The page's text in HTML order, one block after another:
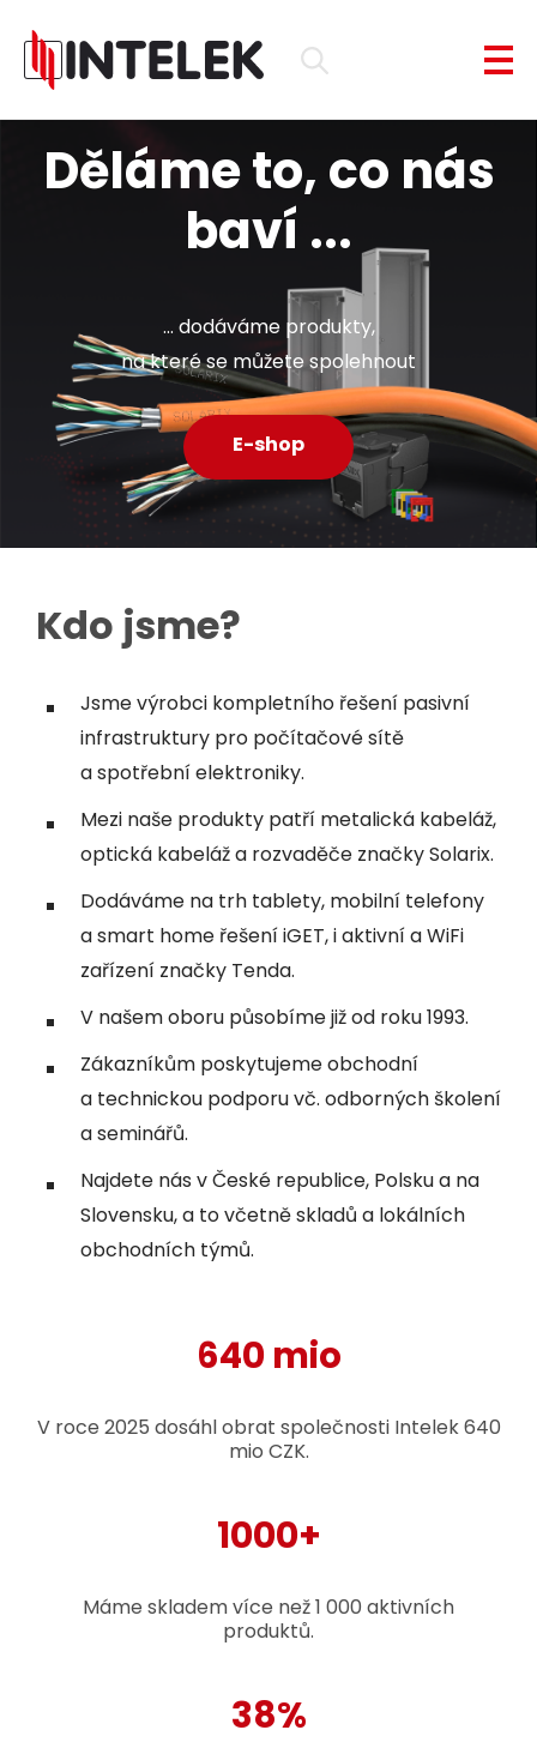
Děláme to, co nás
baví ...
... dodáváme produkty,
na které se můžete spolehnout
E-shop
Kdo jsme?
Jsme výrobci kompletního řešení pasivní
infrastruktury pro počítačové sítě
a spotřební elektroniky.
Mezi naše produkty patří metalická kabeláž,
optická kabeláž a rozvaděče značky Solarix.
Dodáváme na trh tablety, mobilní telefony
a smart home řešení iGET, i aktivní a WiFi
zařízení značky Tenda.
V našem oboru působíme již od roku 1993.
Zákazníkům poskytujeme obchodní
a technickou podporu vč. odborných školení
a seminářů.
Najdete nás v České republice, Polsku a na
Slovensku, a to včetně skladů a lokálních
obchodních týmů.
640 mio
V roce 2025 dosáhl obrat společnosti Intelek 640
mio CZK.
1000+
Máme skladem více než 1 000 aktivních
produktů.
38%